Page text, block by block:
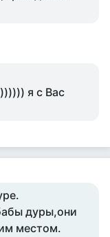
я с Вас
дуры,они
местом.